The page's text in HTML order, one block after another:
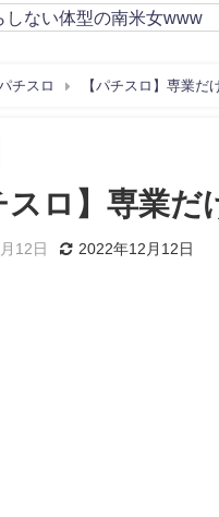
しない体型の南米女www
チスロ 【パチスロ】専業だ
スロ】専業
12日 2022年12月12日